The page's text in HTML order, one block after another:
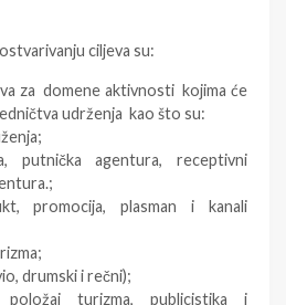
ciljeva su:
za domene aktivnosti kojima će
udrženja kao što su:
putnička agentura, receptivni
promocija, plasman i kanali
drumski i rečni);
turizma, publicistika i